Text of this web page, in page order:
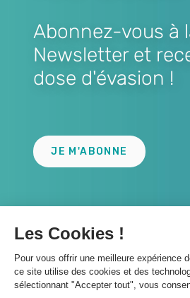
Abonnez-vous à
Newsletter et
dose d'évasion !
JE M'ABONNE